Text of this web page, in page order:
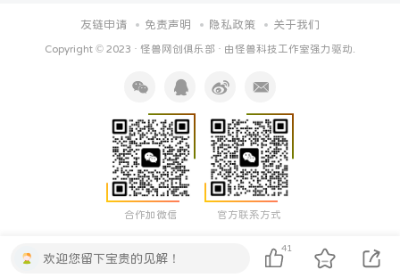
友链申请 免责声明 隐私政策 关于我们
Copyright © 2023 · 怪兽网创俱乐部 · 由怪兽科技工作室强力驱动.
合作加微信 官方联系方式
欢迎您留下宝贵的见解！
41